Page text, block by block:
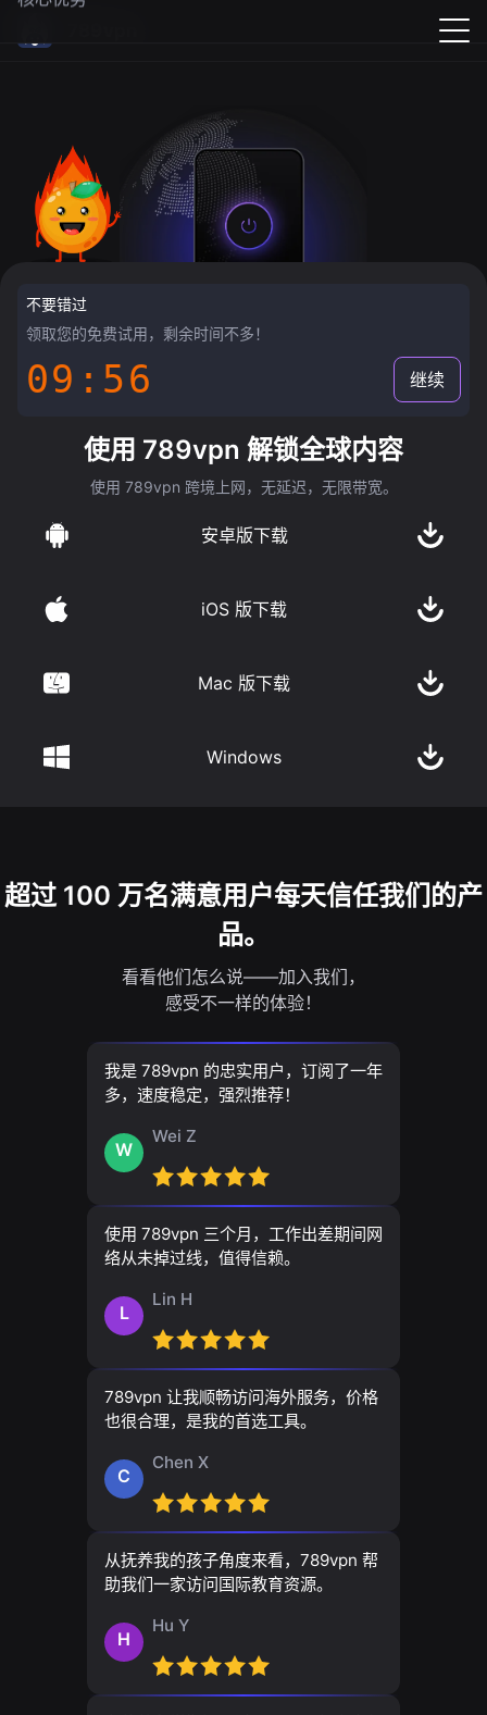
不要错过
领取您的免费试用，剩余时间不多！
09:55 继续
使用 789vpn 解锁全球内容
使用 789vpn 跨境上网，无延迟，无限带宽。
安卓版下载
iOS 版下载
Mac 版下载
Windows
超过 100 万名满意用户每天信任我们的产
品。
看看他们怎么说——加入我们，
感受不一样的体验！
我是 789vpn 的忠实用户，订阅了一年
多，速度稳定，强烈推荐！
W
Wei Z
使用 789vpn 三个月，工作出差期间网
络从未掉过线，值得信赖。
L
Lin H
789vpn 让我顺畅访问海外服务，价格
也很合理，是我的首选工具。
C
Chen X
从抚养我的孩子角度来看，789vpn 帮
助我们一家访问国际教育资源。
H
Hu Y